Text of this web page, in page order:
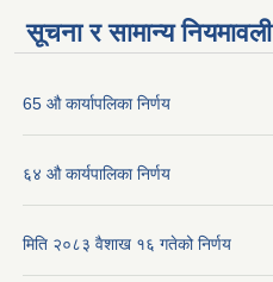
सूचना र सामान्य नियमावली
65 औ कार्यापलिका निर्णय
६४ औ कार्यपालिका निर्णय
मिति २०८३ वैशाख १६ गतेको निर्णय